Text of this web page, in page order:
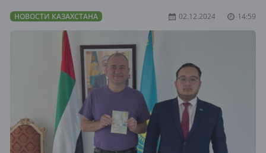
НОВОСТИ КАЗАХСТАНА 02.12.2024 14:59